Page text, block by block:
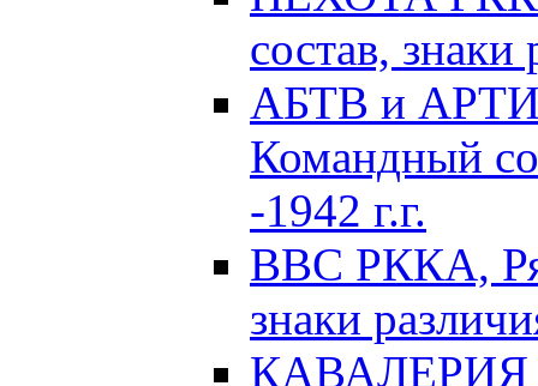
состав, знаки
АБТВ и
Командный
-1942 г.г.
ВВС РККА,
знаки
КАВАЛЕРИЯ